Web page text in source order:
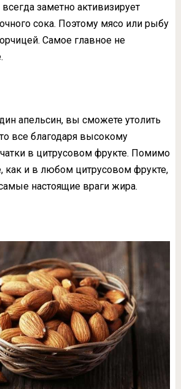
заметно активизирует
сока. Поэтому мясо или рыбу
Самое главное не
апельсин, вы сможете утолить
все благодаря высокому
в цитрусовом фрукте. Помимо
как и в любом цитрусовом фрукте,
настоящие враги жира.